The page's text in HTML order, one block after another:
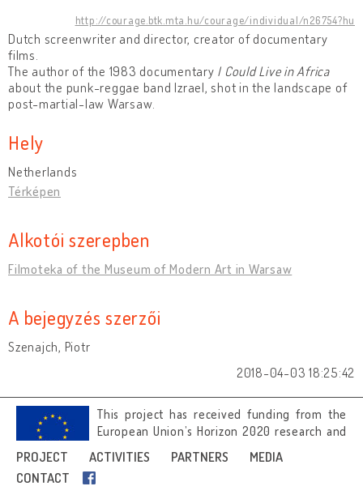
PROJECT ACTIVITIES PARTNERS
MEDIA
CONTACT
http://courage.btk.mta.hu/courage/individual/n26754?hu
Dutch screenwriter and director, creator of documentary
films.
The author of the 1983 documentary I Could Live in Africa
about the punk-reggae band Izrael, shot in the landscape of
post-martial-law Warsaw.
Hely
Netherlands
Térképen
Alkotói szerepben
Filmoteka of the Museum of Modern Art in Warsaw
A bejegyzés szerzői
Szenajch, Piotr
2018-04-03 18:25:42
This project has received funding from the
European Union’s Horizon 2020 research and
innovation programme under grant
agreement No 692919.
Image credits